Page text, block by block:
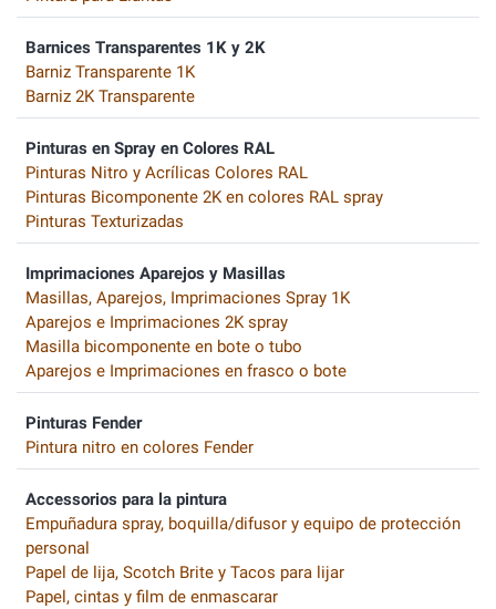
Barnices Transparentes 1K y 2K
Barniz Transparente 1K
Barniz 2K Transparente
Pinturas en Spray en Colores RAL
Pinturas Nitro y Acrílicas Colores RAL
Pinturas Bicomponente 2K en colores RAL spray
Pinturas Texturizadas
Imprimaciones Aparejos y Masillas
Masillas, Aparejos, Imprimaciones Spray 1K
Aparejos e Imprimaciones 2K spray
Masilla bicomponente en bote o tubo
Aparejos e Imprimaciones en frasco o bote
Pinturas Fender
Pintura nitro en colores Fender
Accessorios para la pintura
Empuñadura spray, boquilla/difusor y equipo de protección
personal
Papel de lija, Scotch Brite y Tacos para lijar
Papel, cintas y film de enmascarar